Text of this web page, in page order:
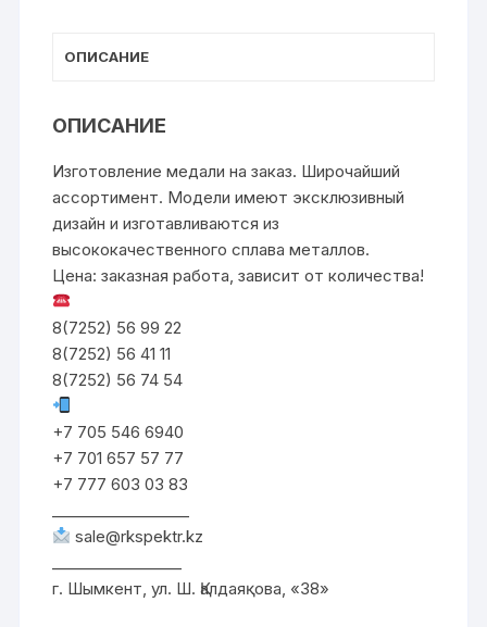
ОПИСАНИЕ
ОПИСАНИЕ
Изготовление медали на заказ. Широчайший
ассортимент. Модели имеют эксклюзивный
дизайн и изготавливаются из
высококачественного сплава металлов.
Цена: заказная работа, зависит от количества!
8(7252) 56 99 22
8(7252) 56 41 11
8(7252) 56 74 54
+7 705 546 6940
+7 701 657 57 77
+7 777 603 03 83
sale@rkspektr.kz
г. Шымкент, ул. Ш. Қалдаяқова, «38»